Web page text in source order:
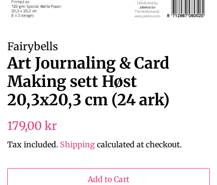
Fairybells
Art Journaling & Card
Making sett Høst
20,3x20,3 cm (24 ark)
Regular
179,00 kr
Tax included. Shipping calculated at checkout.
Add to Cart